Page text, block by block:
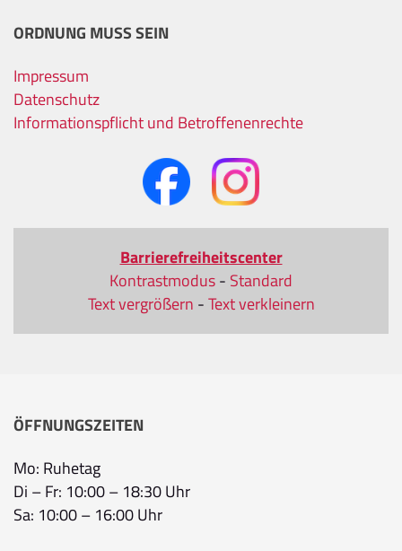
ORDNUNG MUSS SEIN
Impressum
Datenschutz
Informationspflicht und Betroffenenrechte
Barrierefreiheitscenter
Kontrastmodus- Standard
Text vergrößern -Text verkleinern
ÖFFNUNGSZEITEN
Mo: Ruhetag
Di – Fr: 10:00 – 18:30 Uhr
Sa: 10:00 – 16:00 Uhr